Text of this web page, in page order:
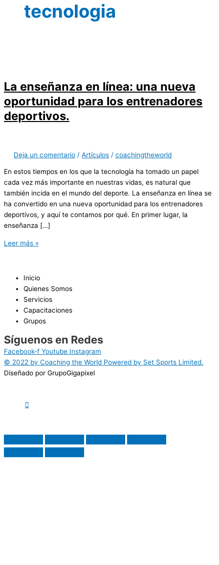
tecnologia
La enseñanza en línea: una nueva
oportunidad para los entrenadores
deportivos.
Deja un comentario / Artículos / coachingtheworld
En estos tiempos en los que la tecnología ha tomado un papel
cada vez más importante en nuestras vidas, es natural que
también incida en el mundo del deporte. La enseñanza en línea se
ha convertido en una nueva oportunidad para los entrenadores
deportivos, y aquí te contamos por qué. En primer lugar, la
enseñanza […]
Leer más »
Inicio
Quienes Somos
Servicios
Capacitaciones
Grupos
Síguenos en Redes
Facebook-f Youtube Instagram
© 2022 by Coaching the World Powered by Set Sports Limited.
Diseñado por GrupoGigapixel